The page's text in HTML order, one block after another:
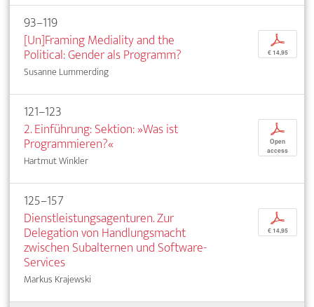
93–119
[Un]Framing Mediality and the
Political: Gender als Programm?
Susanne Lummerding
p
€ 14,95
121–123
2. Einführung: Sektion: »Was ist
Programmieren?«
Hartmut Winkler
p
Open
access
125–157
Dienstleistungsagenturen. Zur
Delegation von Handlungsmacht
zwischen Subalternen und Software-
Services
Markus Krajewski
p
€ 14,95